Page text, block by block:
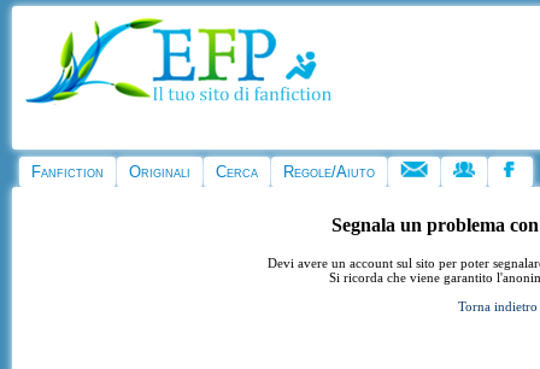
Fanfiction Originali Cerca Regole/Aiuto
Segnala un problema
Devi avere un account sul sito per poter
Si ricorda che viene garantito
Torna indietro